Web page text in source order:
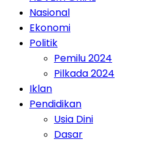
Nasional
Ekonomi
Politik
Pemilu 2024
Pilkada 2024
Iklan
Pendidikan
Usia Dini
Dasar